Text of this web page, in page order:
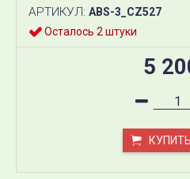
АРТИКУЛ: ABS-3_CZ527
Осталось 2 штуки
5
КУПИТЬ